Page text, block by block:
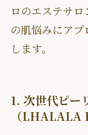
ロのエステサ
の肌悩みにア
します。
1. 次世代ピー
（LHALALA